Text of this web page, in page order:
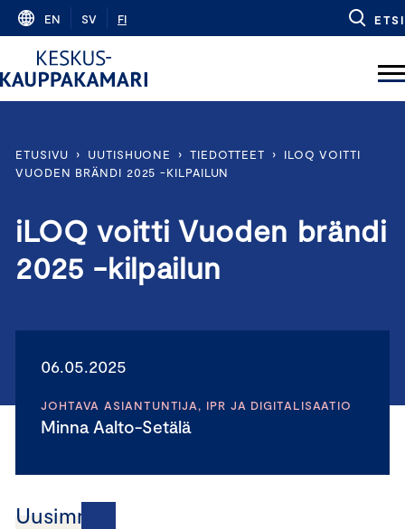
Skip
content
EN SV FI ETSI
ETUSIVU › UUTISHUONE › TIEDOTTEET ›
ILOQ VOITTI
VUODEN BRÄNDI 2025 -KILPAILUN
iLOQ voitti Vuoden brändi
2025 -kilpailun
06.05.2025
JOHTAVA ASIANTUNTIJA, IPR JA DIGITALISAATIO
Minna Aalto-Setälä
Uusimmat